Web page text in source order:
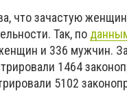
что зачастую
Так, по
и 336 мужчин.
1464
5102